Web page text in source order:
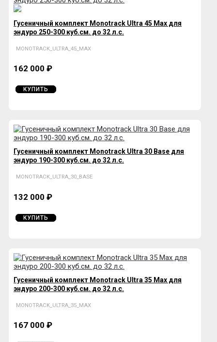
Гусеничный комплект Monotrack Ultra 45 Max для
эндуро 250-300 куб.см. до 32 л.с.
MONOTRACK_ULTRA_45_MAX
162 000 ₽
КУПИТЬ
Гусеничный комплект Monotrack Ultra 30 Base для
эндуро 190-300 куб.см. до 32 л.с.
MONOTRACK_ULTRA_30_BASE
132 000 ₽
КУПИТЬ
Гусеничный комплект Monotrack Ultra 35 Max для
эндуро 200-300 куб.см. до 32 л.с.
MONOTRACK_ULTRA_35_MAX
167 000 ₽